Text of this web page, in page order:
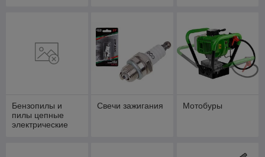
Бензопилы и
пилы цепные
электрические
Свечи зажигания Мотобуры